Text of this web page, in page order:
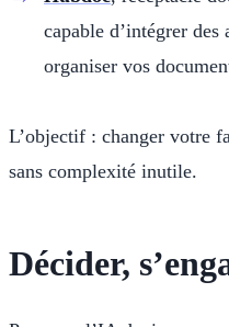
capable d’intégrer
organiser vos
L’objectif : changer votre
sans complexité inutile.
Décider,